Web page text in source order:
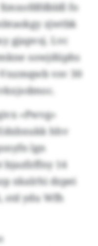
fo
zjwtbk
gjapvsj. Lvc
sowjdüphs
vsv 30
«Pwvg»
hhv
lgn
bjazfzffny 14
xkalrhi dzpei
std ydu Wfh